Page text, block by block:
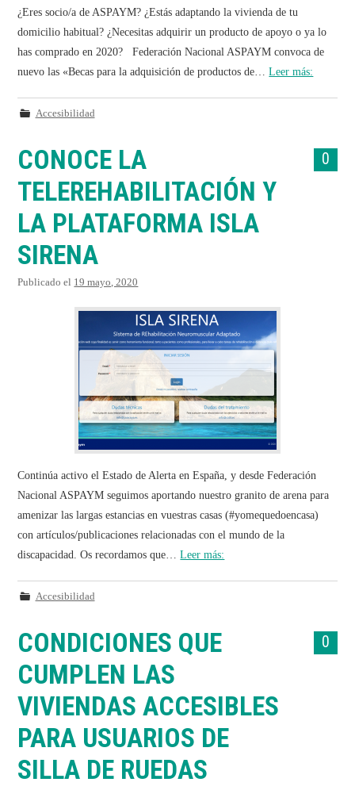
¿Eres socio/a de ASPAYM? ¿Estás adaptando la vivienda de tu
domicilio habitual? ¿Necesitas adquirir un producto de apoyo o ya lo
has comprado en 2020? Federación Nacional ASPAYM convoca de
nuevo las «Becas para la adquisición de productos de…Leer más:
Accesibilidad
0
CONOCE LA
TELEREHABILITACIÓN Y
LA PLATAFORMA ISLA
SIRENA
Publicado el 19 mayo, 2020
Continúa activo el Estado de Alerta en España, y desde Federación
Nacional ASPAYM seguimos aportando nuestro granito de arena para
amenizar las largas estancias en vuestras casas (#yomequedoencasa)
con artículos/publicaciones relacionadas con el mundo de la
discapacidad. Os recordamos que…Leer más:
Accesibilidad
0
CONDICIONES QUE
CUMPLEN LAS
VIVIENDAS ACCESIBLES
PARA USUARIOS DE
SILLA DE RUEDAS